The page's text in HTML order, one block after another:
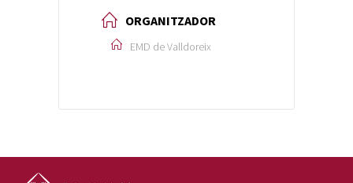
ORGANITZADOR
EMD de Valldoreix